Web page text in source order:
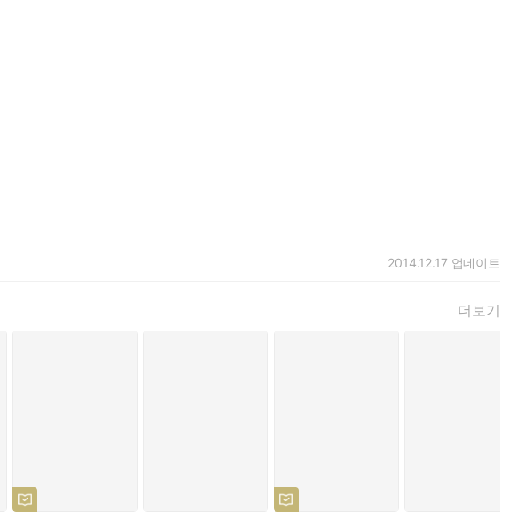
2014.12.17 업데이트
더보기